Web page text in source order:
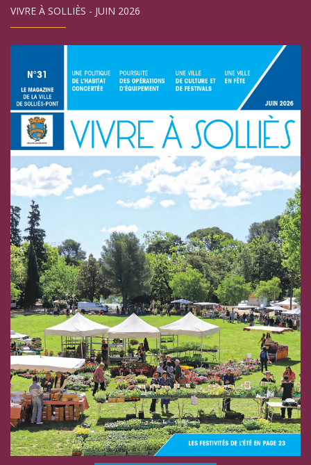
VIVRE À SOLLIÈS - JUIN 2026